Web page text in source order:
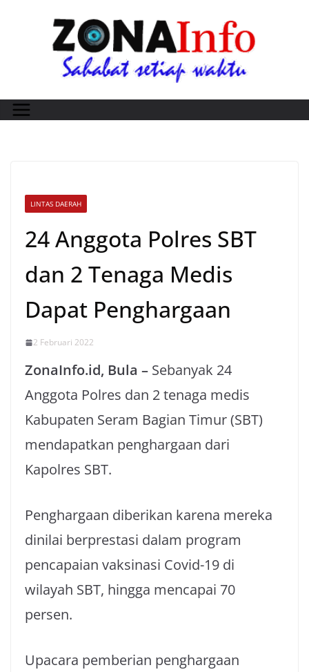
LINTAS DAERAH
24 Anggota Polres SBT
dan 2 Tenaga Medis
Dapat Penghargaan
2 Februari 2022
ZonaInfo.id, Bula – Sebanyak 24
Anggota Polres dan 2 tenaga medis
Kabupaten Seram Bagian Timur (SBT)
mendapatkan penghargaan dari
Kapolres SBT.
Penghargaan diberikan karena mereka
dinilai berprestasi dalam program
pencapaian vaksinasi Covid-19 di
wilayah SBT, hingga mencapai 70
persen.
Upacara pemberian penghargaan